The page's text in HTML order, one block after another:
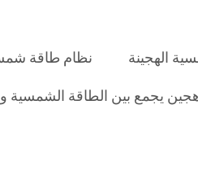
الهجينة نظام طاقة
يجمع بين الطاقة الشمسية